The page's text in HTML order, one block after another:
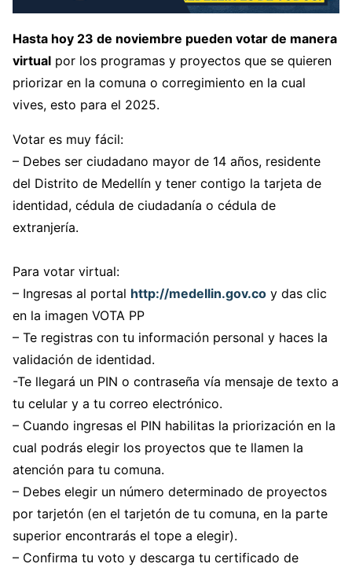
Hasta hoy 23 de noviembre pueden votar de manera
virtual por los programas y proyectos que se quieren
priorizar en la comuna o corregimiento en la cual
vives, esto para el 2025.
Votar es muy fácil:
– Debes ser ciudadano mayor de 14 años, residente
del Distrito de Medellín y tener contigo la tarjeta de
identidad, cédula de ciudadanía o cédula de
extranjería.
Para votar virtual:
– Ingresas al portal http://medellin.gov.co y das clic
en la imagen VOTA PP
– Te registras con tu información personal y haces la
validación de identidad.
-Te llegará un PIN o contraseña vía mensaje de texto a
tu celular y a tu correo electrónico.
– Cuando ingresas el PIN habilitas la priorización en la
cual podrás elegir los proyectos que te llamen la
atención para tu comuna.
– Debes elegir un número determinado de proyectos
por tarjetón (en el tarjetón de tu comuna, en la parte
superior encontrarás el tope a elegir).
– Confirma tu voto y descarga tu certificado de